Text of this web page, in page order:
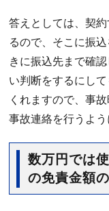
答えとしては、契
るので、そこに振
きに振込先まで確
い判断をするにし
くれますので、事
事故連絡を行うよう
数万円では
の免責金額